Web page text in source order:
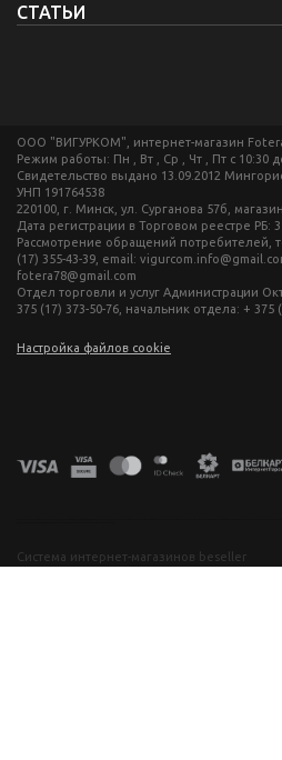
СТАТЬИ
ООО "ВИГУРКОМ", интернет-магазин
Режим работы: Пн , Вт , Ср , Чт , Пт c 10:30
Свидетельство выдано 13.09.2012
УНП 191764538
220100, г. Минск, ул. Сурганова 57б,
Дата регистрации в Торговом реестре РБ:
Рассмотрение обращений потребителей,
(17) 355-43-39, email:
fotera78@gmail.com
Отдел торговли и услуг Администрации
375 (17) 373-50-76, начальник отдела: + 375
Настройка файлов cookie
Система интернет-магазинов beseller